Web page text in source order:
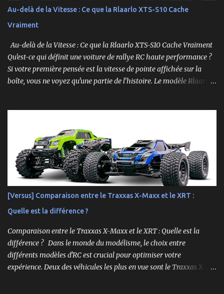
Au-delà de la Vitesse : Ce que la Rlaarlo XTS-S10 Cache
Vraiment
Au-delà de la Vitesse : Ce que la Rlaarlo XTS-S10 Cache Vraiment
Qu'est-ce qui définit une voiture de rallye RC haute performance ?
Si votre première pensée est la vitesse de pointe affichée sur la
boîte, vous ne voyez qu'une partie de l'histoire. Le modèle Rlaarlo
qui font de cette machine bien plus qu'un simple bolide. Un Modèle,
Deux Philosophies : Le Choix Entre "Prêt à Rouler" et "À
Personnaliser" Rlaarlo propose la XTS-S10 en deux versions
distinctes, une décision brillante qui s'adresse à l'ensemble de la
communauté RC. D'un côté, la version RTR (Ready to Run),
complète et prête à l'emploi. De l'autre, la version "Roller", un
châssis presque assemblé mais livré sans aucune électronique : ni
moteur, ni servo, ni ESC, ni batterie. ...
[Versus] Comparaison entre le Traxxas X-Maxx et le XRT :
Quelle est la différence ?
Comparaison entre le Traxxas X-Maxx et le XRT : Quelle est la
différence ? Dans le monde du modélisme, le choix entre
différents modèles d'RC est crucial pour optimiser votre
expérience. Deux des véhicules les plus en vue sont le Traxxas X-